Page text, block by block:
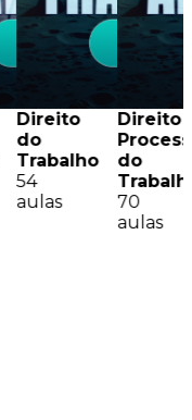
Direito
do
Trabalho
54
aulas
Direito
do
70
aulas